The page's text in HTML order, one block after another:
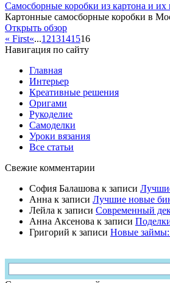
Самосборные коробки из картона и
Картонные самосборные коробки в
Открыть обзор
« First«...1213141516
Навигация по сайту
Главная
Интерьер
Креативные решения
Оригами
Рукоделие
Самоделки
Уроки вязания
Все статьи
Свежие комментарии
София Балашова к записи
Анна к записи Лучшие новые
Лейла к записи Современный
Анна Аксенова к записи
Григорий к записи Новые займы: